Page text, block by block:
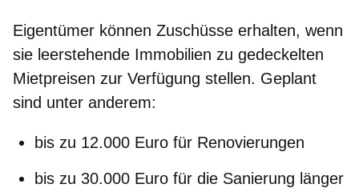
Eigentümer können Zuschüsse erhalten, wenn
sie leerstehende Immobilien zu gedeckelten
Mietpreisen zur Verfügung stellen. Geplant
sind unter anderem:
bis zu 12.000 Euro für Renovierungen
bis zu 30.000 Euro für die Sanierung länger